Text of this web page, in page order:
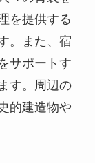
な自然と静